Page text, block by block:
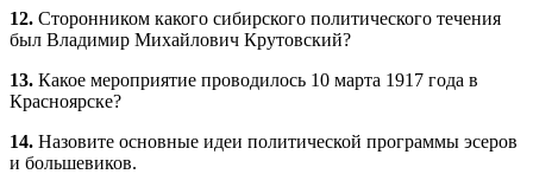
12. Сторонником какого сибирского политического течения
был Владимир Михайлович Крутовский?
13. Какое мероприятие проводилось 10 марта 1917 года в
Красноярске?
14. Назовите основные идеи политической программы эсеров
и большевиков.